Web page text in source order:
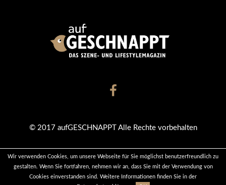
Wir verwenden Cookies, um unsere Webseite für Sie möglichst benutzerfreundlich zu
gestalten. Wenn Sie fortfahren, nehmen wir an, dass Sie mit der Verwendung von
Cookies einverstanden sind. Weitere Informationen finden Sie in der
© 2017 aufGESCHNAPPT Alle Rechte vorbehalten
KONTAKT DATENSCHUTZ IMPRESSUM